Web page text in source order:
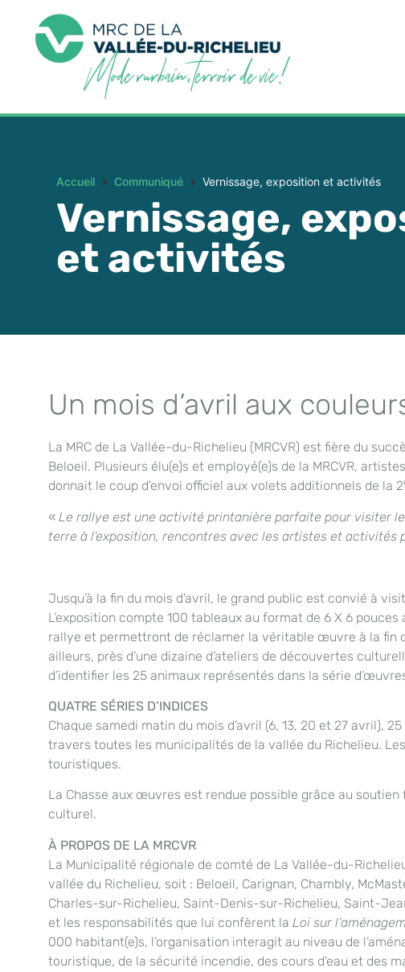
Accueil Communiqué Vernissage, exposition et activités
Vernissage,
et activités
Un mois d’avril aux
La MRC de La Vallée-du-Richelieu (MRCVR) est fière du
Beloeil. Plusieurs élu(e)s et employé(e)s de la MRCVR,
donnait le coup d’envoi officiel aux volets additionnels de la 2
« Le rallye est une activité printanière parfaite pour visiter
terre à l’exposition, rencontres avec les artistes et activités
Jusqu’à la fin du mois d’avril, le grand public est convié à
L’exposition compte 100 tableaux au format de 6 X 6
rallye et permettront de réclamer la véritable œuvre à la fin
ailleurs, près d’une dizaine d’ateliers de découvertes
d’identifier les 25 animaux représentés dans la série d’œuvres
QUATRE SÉRIES D’INDICES
Chaque samedi matin du mois d’avril (6, 13, 20 et 27 avril),
travers toutes les municipalités de la vallée du Richelieu.
touristiques.
La Chasse aux œuvres est rendue possible grâce au soutien
culturel.
À PROPOS DE LA MRCVR
La Municipalité régionale de comté de La Vallée-du-
vallée du Richelieu, soit : Beloeil, Carignan, Chambly,
Charles-sur-Richelieu, Saint-Denis-sur-Richelieu, Saint-
et les responsabilités que lui confèrent la Loi sur
000 habitant(e)s, l’organisation interagit au niveau de
touristique, de la sécurité incendie, des cours d’eau et des